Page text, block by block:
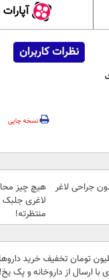
نظرات کاربران
نسخه چاپی
جراحی لاغر
هیچ چیز
لاغری جلبک
منتظرته!
تومان تخفیف خرید
با ارسال از داروخانه و پک یخ!